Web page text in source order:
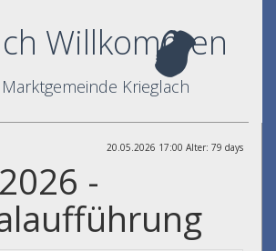
Willkommen
Krieglach
20.05.2026 17:00 Alter: 79 days
-